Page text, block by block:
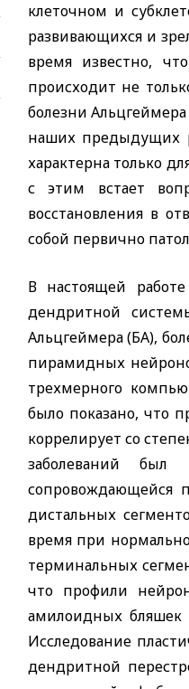
клеточном и
развивающихся и
время известно,
происходит не
болезни
наших предыдущих
характерна только
с этим встает
восстановления в
собой первично
В настоящей
дендритной
Альцгеймера (БА),
пирамидных
трехмерного
было показано, что
коррелирует со
заболеваний был
сопровождающейся
дистальных
время при
терминальных
что профили
амилоидных бляшек
Исследование
дендритной